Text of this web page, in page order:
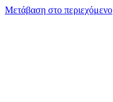
Μετάβαση στο περιεχόμενο